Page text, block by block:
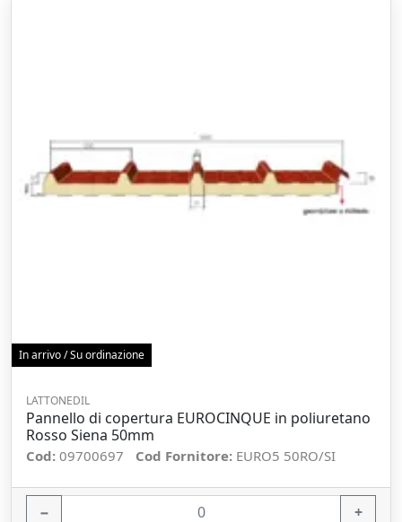
In arrivo / Su ordinazione
LATTONEDIL
Pannello di copertura EUROCINQUE in poliuretano
Rosso Siena 50mm
Cod: 09700697 Cod Fornitore: EURO5 50RO/SI
− +